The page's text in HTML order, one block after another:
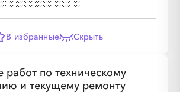
В избранные Скрыть
по техническому
и текущему ремонту